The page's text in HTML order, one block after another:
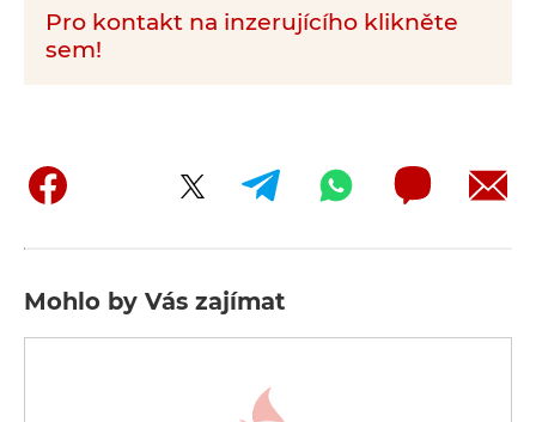
Pro kontakt na inzerujícího klikněte
sem!
Mohlo by Vás zajímat